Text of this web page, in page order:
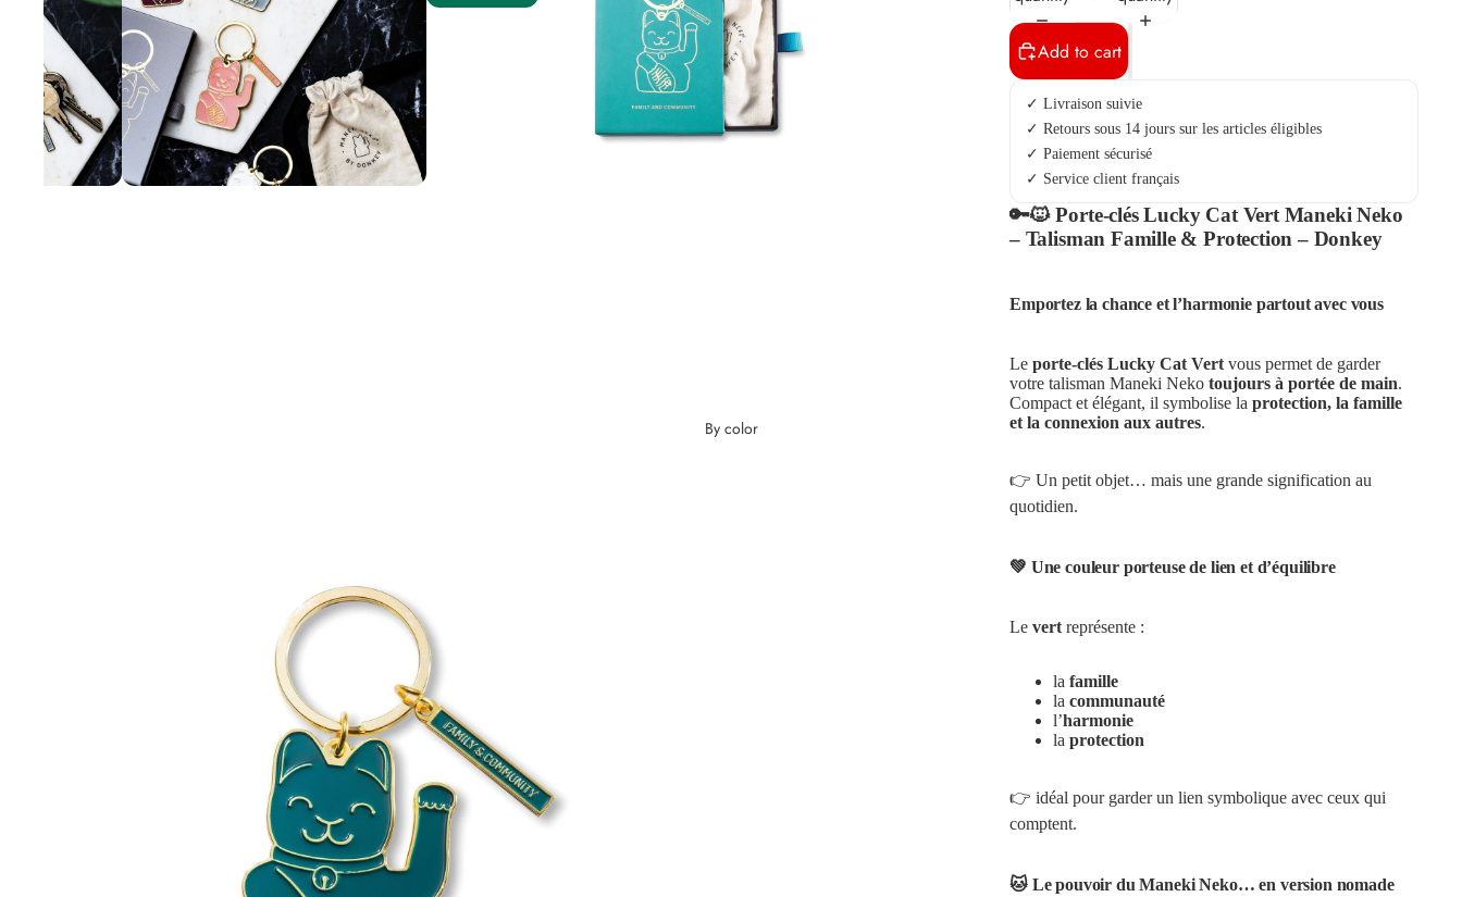
By color
Add to cart
✓ Livraison suivie
✓ Retours sous 14 jours sur les articles éligibles
✓ Paiement sécurisé
✓ Service client français
🔑🐱 Porte-clés Lucky Cat Vert Maneki Neko
– Talisman Famille & Protection – Donkey
Emportez la chance et l’harmonie partout avec vous
Le porte-clés Lucky Cat Vert vous permet de garder
votre talisman Maneki Neko toujours à portée de main.
Compact et élégant, il symbolise la protection, la famille
et la connexion aux autres.
👉 Un petit objet… mais une grande signification au
quotidien.
💚 Une couleur porteuse de lien et d’équilibre
Le vert représente :
la famille
la communauté
l’harmonie
la protection
👉 idéal pour garder un lien symbolique avec ceux qui
comptent.
🐱 Le pouvoir du Maneki Neko… en version nomade